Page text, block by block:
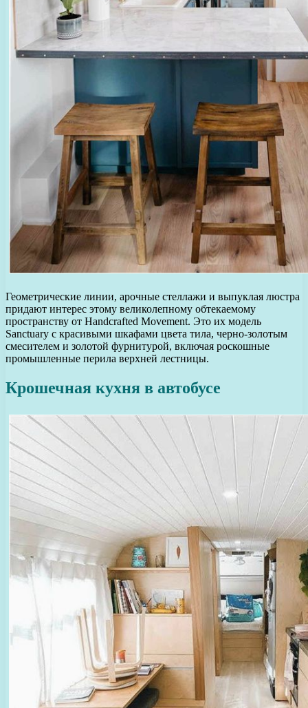
Геометрические линии, арочные стеллажи и выпуклая люстра
придают интерес этому великолепному обтекаемому
пространству от Handcrafted Movement. Это их модель
Sanctuary с красивыми шкафами цвета тила, черно-золотым
смесителем и золотой фурнитурой, включая роскошные
промышленные перила верхней лестницы.
Крошечная кухня в автобусе